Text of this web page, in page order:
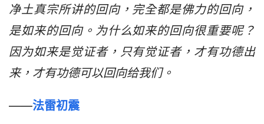
净土真宗所讲的回向，完全都是佛力的回向，
是如来的回向。为什么如来的回向很重要呢？
因为如来是觉证者，只有觉证者，才有功德出
来，才有功德可以回向给我们。
——法雷初震